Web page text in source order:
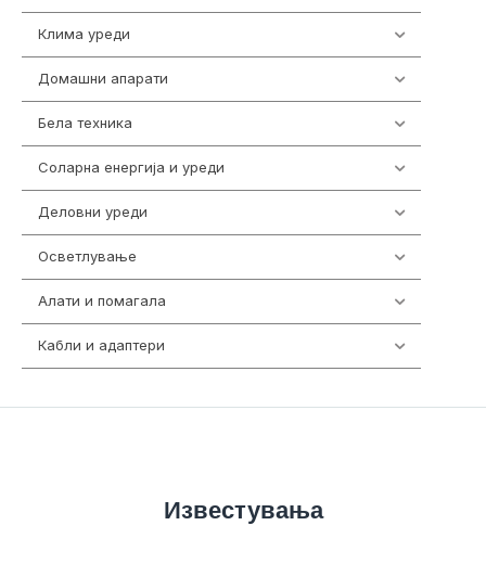
Клима уреди
Домашни апарати
Бела техника
Соларна енергија и уреди
Деловни уреди
Осветлување
Алати и помагала
Кабли и адаптери
Известувања